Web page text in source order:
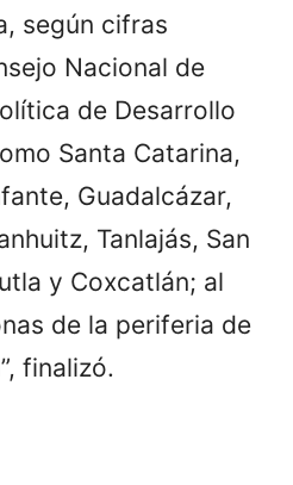
según cifras
Nacional de
de Desarrollo
Santa Catarina,
Guadalcázar,
Tanlajás, San
y Coxcatlán; al
de la periferia de
finalizó.